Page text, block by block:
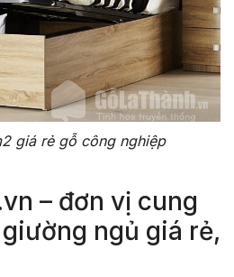
giá rẻ gỗ công nghiệp
– đơn vị cung
ngủ giá rẻ,